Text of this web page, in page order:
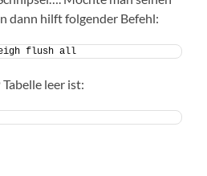
dann hilft folgender Befehl:
flush all
leer ist: